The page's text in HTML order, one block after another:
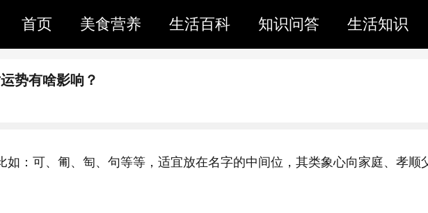
首页 美食营养 生活百科 知识问答 生活知识
势有啥影响？
如：可、匍、匋、句等等，适宜放在名字的中间位，其类象心向家庭、孝顺